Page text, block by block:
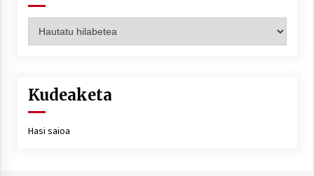
Kudeaketa
Hasi saioa